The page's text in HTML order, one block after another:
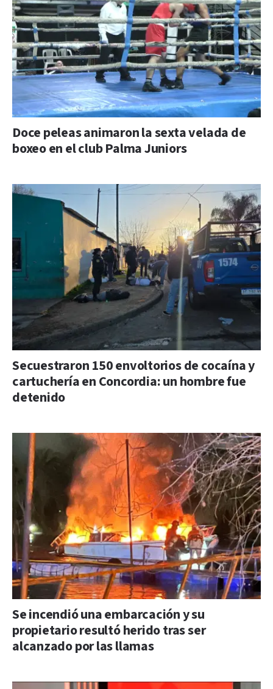
Doce peleas animaron la sexta velada de
boxeo en el club Palma Juniors
Secuestraron 150 envoltorios de cocaína y
cartuchería en Concordia: un hombre fue
detenido
Se incendió una embarcación y su
propietario resultó herido tras ser
alcanzado por las llamas